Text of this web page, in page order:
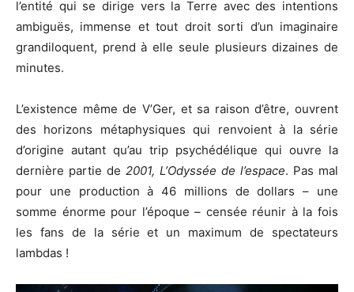
l’entité qui se dirige vers la Terre avec des intentions
ambiguës, immense et tout droit sorti d’un imaginaire
grandiloquent, prend à elle seule plusieurs dizaines de
minutes.
L’existence même de V’Ger, et sa raison d’être, ouvrent
des horizons métaphysiques qui renvoient à la série
d’origine autant qu’au trip psychédélique qui ouvre la
dernière partie de 2001, L’Odyssée de l’espace. Pas mal
pour une production à 46 millions de dollars – une
somme énorme pour l’époque – censée réunir à la fois
les fans de la série et un maximum de spectateurs
lambdas !